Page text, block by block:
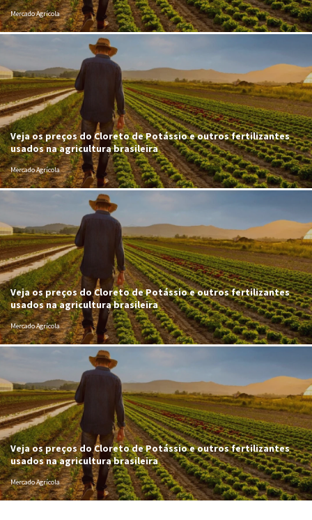
Mercado Agrícola
Veja os preços do Cloreto de Potássio e outros fertilizantes
usados na agricultura brasileira
Mercado Agrícola
Veja os preços do Cloreto de Potássio e outros fertilizantes
usados na agricultura brasileira
Mercado Agrícola
Veja os preços do Cloreto de Potássio e outros fertilizantes
usados na agricultura brasileira
Mercado Agrícola